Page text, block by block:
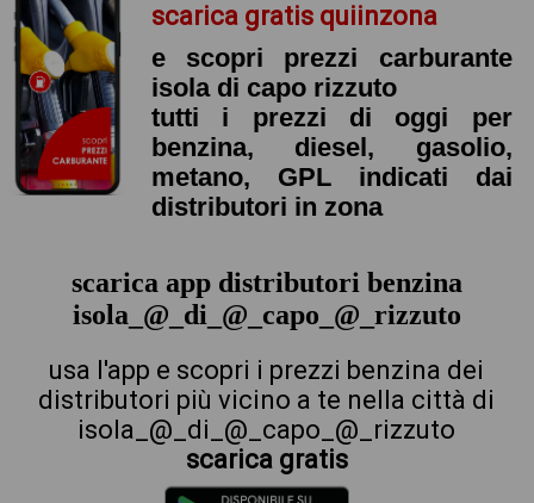
scarica gratis quiinzona
e scopri prezzi carburante
isola di capo rizzuto
tutti i prezzi di oggi per
benzina, diesel, gasolio,
metano, GPL indicati dai
distributori in zona
scarica app distributori benzina
isola_@_di_@_capo_@_rizzuto
usa l'app e scopri i prezzi benzina dei
distributori più vicino a te nella città di
isola_@_di_@_capo_@_rizzuto
scarica gratis